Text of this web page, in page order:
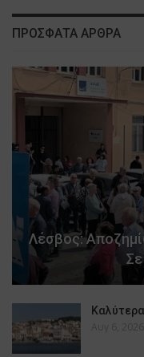
ΠΡΟΣΦΑΤΑ ΑΡΘΡΑ
Λέσβος:
Αυγ 6, 2026